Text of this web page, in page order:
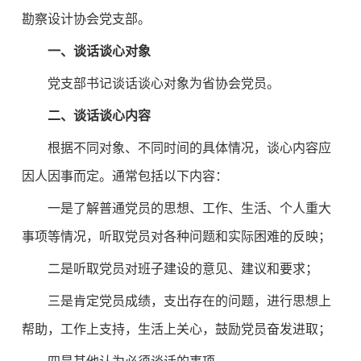
勘察设计协会党支部。
一、谈话谈心对象
党支部书记谈话谈心对象为省协会党员。
二、谈话谈心内容
根据不同对象、不同时间的具体情况，谈心内容应
因人因事而定。通常包括以下内容：
一是了解普通党员的思想、工作、生活、个人重大
事项等情况，听取党员对各种问题和实际困难的反映；
二是听取党员对班子建设的意见、建议和要求；
三是肯定党员成绩，支出存在的问题，进行思想上
帮助，工作上支持，生活上关心，鼓励党员奋发进取；